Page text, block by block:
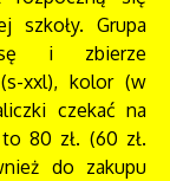
Grupa
i zbierze
xxl), kolor (w
czekać na
80 zł. (60 zł.
do zakupu